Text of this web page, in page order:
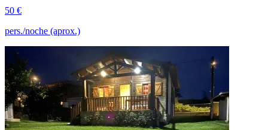
50 €
pers./noche (aprox.)